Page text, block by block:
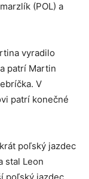
(POL) a
vyradilo
patrí Martin
V
patrí konečné
poľský jazdec
stal Leon